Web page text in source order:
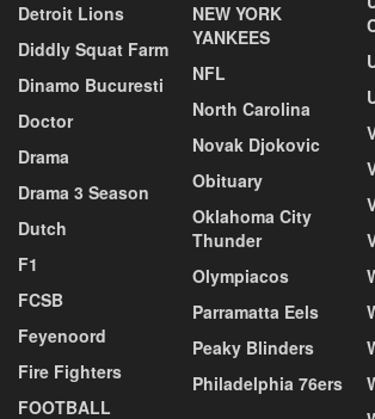
Detroit Lions
Diddly Squat Farm
Dinamo Bucuresti
Doctor
Drama
Drama 3 Season
Dutch
F1
FCSB
Feyenoord
Fire Fighters
FOOTBALL
NEW YORK
YANKEES
NFL
North Carolina
Novak Djokovic
Obituary
Oklahoma City
Thunder
Olympiacos
Parramatta Eels
Peaky Blinders
Philadelphia 76ers